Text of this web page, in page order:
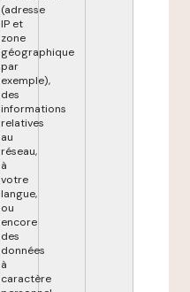
(adresse
IP et
zone
géographique
par
exemple),
des
informations
relatives
au
réseau,
à
votre
langue,
ou
encore
des
données
à
caractère